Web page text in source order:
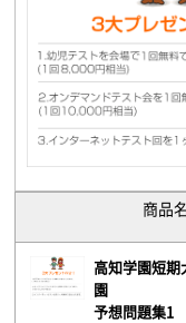
商品
高知学園短期
園
予想問題集1